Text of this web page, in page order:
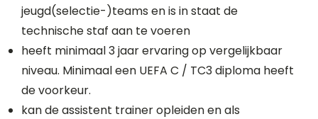
jeugd(selectie-)teams en is in staat de
technische staf aan te voeren
heeft minimaal 3 jaar ervaring op vergelijkbaar
niveau. Minimaal een UEFA C / TC3 diploma heeft
de voorkeur.
kan de assistent trainer opleiden en als